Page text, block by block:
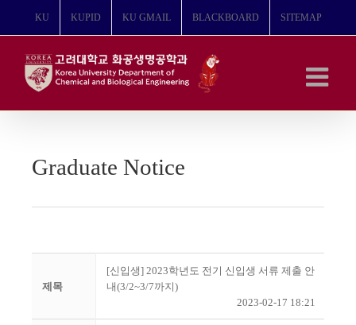
뛰
KU KUPID KU GMAIL BLACKBOARD SITEMAP
Graduate Notice
제목
[신입생] 2023학년도 전기 신입생 서류 제출 안
내(3/2~3/7까지)
2023-02-17 18:21